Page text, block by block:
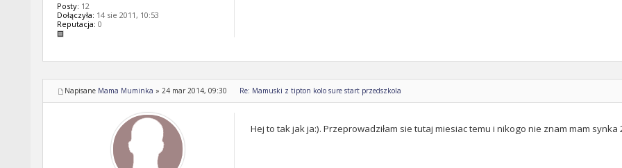
Posty: 12
Dołączyła: 14 sie 2011, 10:53
Reputacja: 0
Napisane Mama Muminka » 24 mar 2014, 09:30 Re: Mamuski z tipton kolo sure start przedszkola
Hej to tak jak ja:). Przeprowadziłam sie tutaj miesiac temu i nikogo nie znam mam